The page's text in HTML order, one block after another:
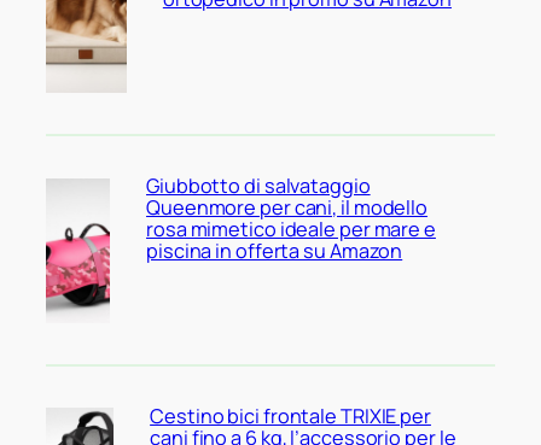
Giubbotto di salvataggio
Queenmore per cani, il modello
rosa mimetico ideale per mare e
piscina in offerta su Amazon
Cestino bici frontale TRIXIE per
cani fino a 6 kg, l’accessorio per le